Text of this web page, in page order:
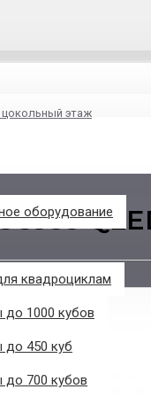
цокольный этаж
оборудование
квадроциклам
1000 кубов
до 450 куб
700 кубов